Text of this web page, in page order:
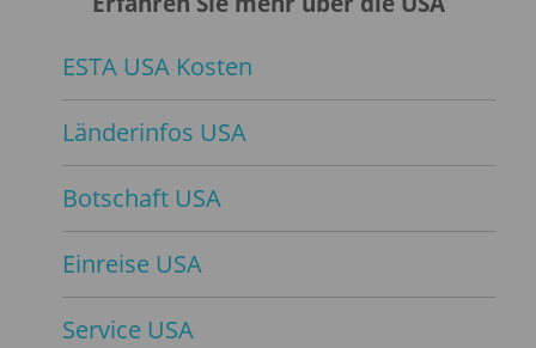
ESTA USA Kosten
Länderinfos USA
Botschaft USA
Einreise USA
Service USA